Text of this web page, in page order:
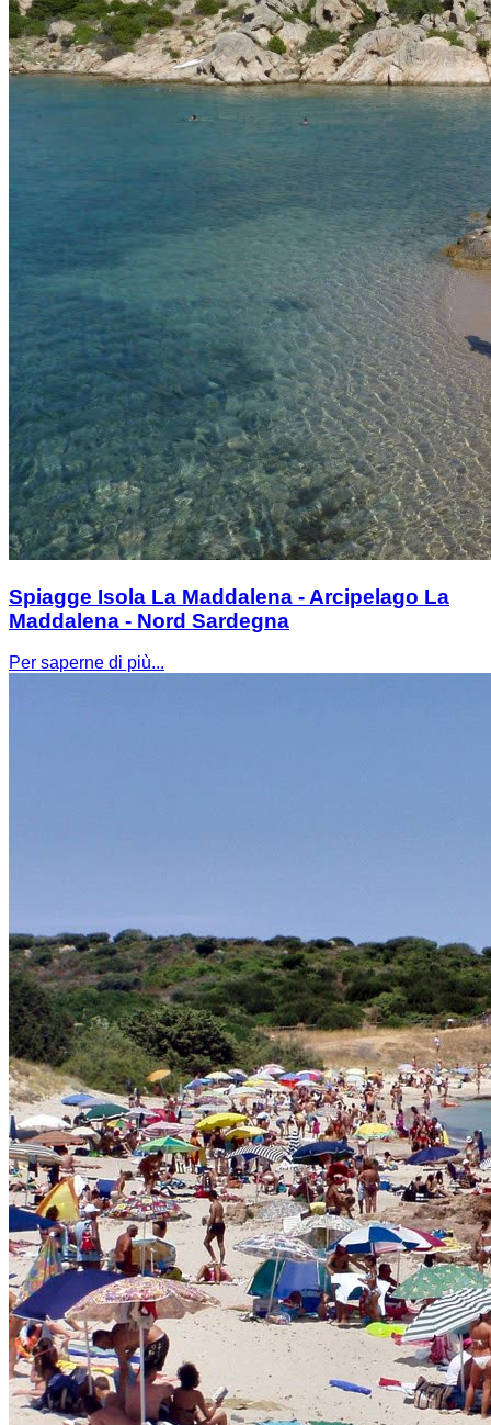
Spiagge Isola La Maddalena - Arcipelago La
Maddalena - Nord Sardegna
Per saperne di più...